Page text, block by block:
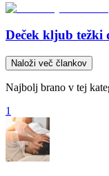
Deček kljub težki
Naloži več člankov
Najbolj brano v tej
1